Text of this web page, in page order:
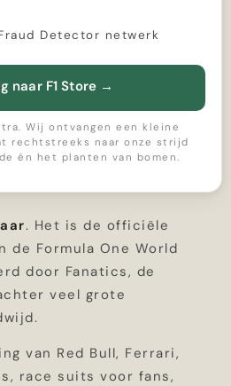
Detector netwerk
naar F1 Store →
Wij ontvangen een kleine
rechtstreeks naar onze strijd
én het planten van bomen.
. Het is de officiële
de Formula One World
door Fanatics, de
veel grote
van Red Bull, Ferrari,
race suits voor fans,